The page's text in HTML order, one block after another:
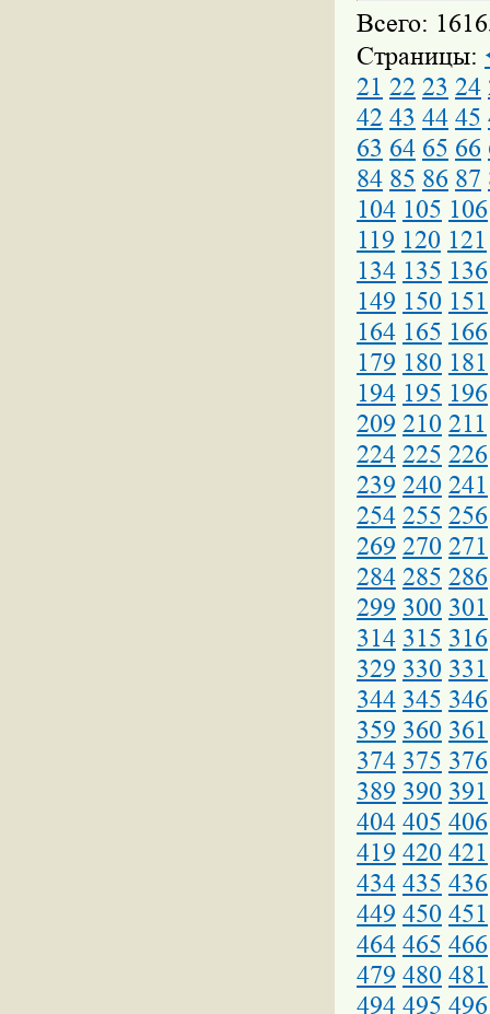
Всего:
Страницы:
21 22 23 24
42 43 44 45
63 64 65 66
84 85 86 87
104 105 106
119 120 121
134 135 136
149 150 151
164 165 166
179 180 181
194 195 196
209 210 211
224 225 226
239 240 241
254 255 256
269 270 271
284 285 286
299 300 301
314 315 316
329 330 331
344 345 346
359 360 361
374 375 376
389 390 391
404 405 406
419 420 421
434 435 436
449 450 451
464 465 466
479 480 481
494 495 496